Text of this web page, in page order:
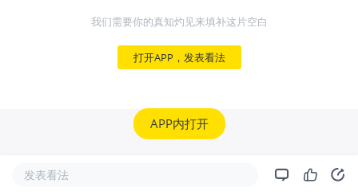
我们需要你的真知灼见来填补这片空白
打开APP，发表看法
APP内打开
发表看法